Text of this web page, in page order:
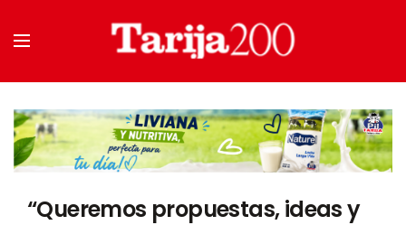
“Queremos propuestas, ideas y